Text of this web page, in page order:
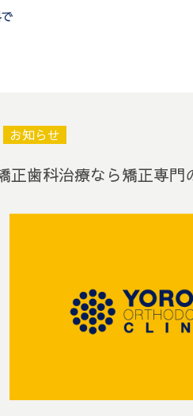
お知らせ
正歯科治療なら矯正専門